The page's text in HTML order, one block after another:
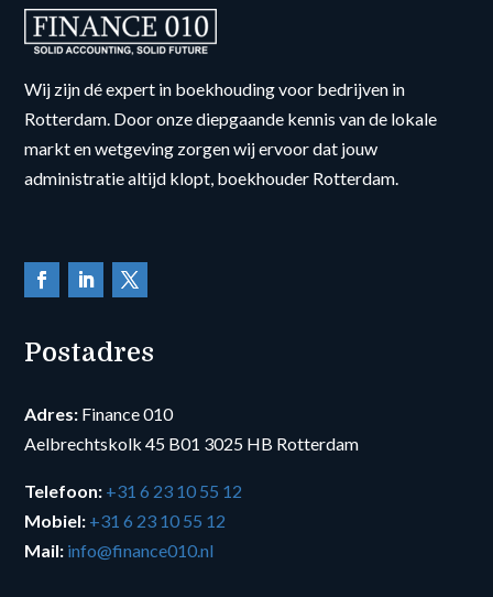
Wij zijn dé expert in boekhouding voor bedrijven in
Rotterdam. Door onze diepgaande kennis van de lokale
markt en wetgeving zorgen wij ervoor dat jouw
administratie altijd klopt, boekhouder Rotterdam.
Postadres
Adres: Finance 010
Aelbrechtskolk 45 B01 3025 HB Rotterdam
Telefoon: +31 6 23 10 55 12
Mobiel: +31 6 23 10 55 12
Mail: info@finance010.nl